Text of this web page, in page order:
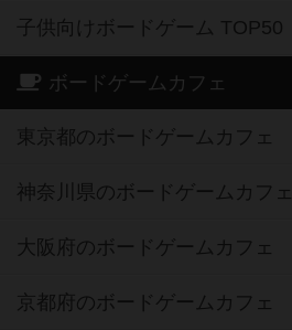
子供向けボードゲーム TOP50
ボードゲームカフェ
東京都のボードゲームカフェ
神奈川県のボードゲームカフェ
大阪府のボードゲームカフェ
京都府のボードゲームカフェ